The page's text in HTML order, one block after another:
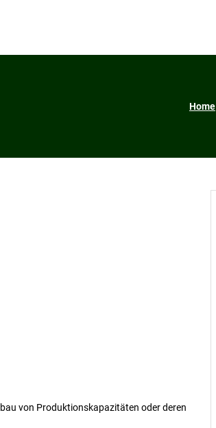
Home
von Produktionskapazitäten oder deren